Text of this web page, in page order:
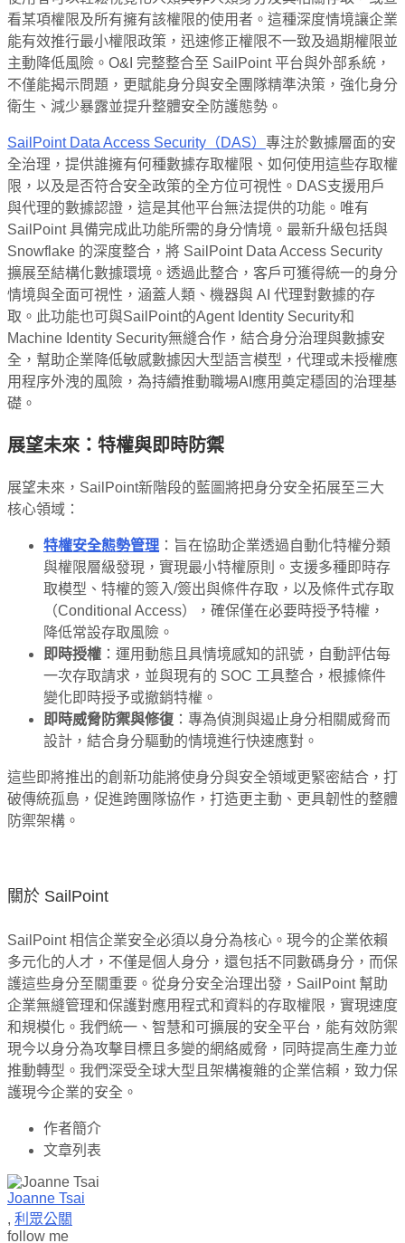
看某項權限及所有擁有該權限的使用者。這種深度情境讓企業
能有效推行最小權限政策，迅速修正權限不一致及過期權限並
主動降低風險。O&I 完整整合至 SailPoint 平台與外部系統，
不僅能揭示問題，更賦能身分與安全團隊精準決策，強化身分
衛生、減少暴露並提升整體安全防護態勢。
SailPoint Data Access Security（DAS） 專注於數據層面的安
全治理，提供誰擁有何種數據存取權限、如何使用這些存取權
限，以及是否符合安全政策的全方位可視性。DAS支援用戶
與代理的數據認證，這是其他平台無法提供的功能。唯有
SailPoint 具備完成此功能所需的身分情境。最新升級包括與
Snowflake 的深度整合，將 SailPoint Data Access Security
擴展至結構化數據環境。透過此整合，客戶可獲得統一的身分
情境與全面可視性，涵蓋人類、機器與 AI 代理對數據的存
取。此功能也可與SailPoint的Agent Identity Security和
Machine Identity Security無縫合作，結合身分治理與數據安
全，幫助企業降低敏感數據因大型語言模型，代理或未授權應
用程序外洩的風險，為持續推動職場AI應用奠定穩固的治理基
礎。
展望未來：特權與即時防禦
展望未來，SailPoint新階段的藍圖將把身分安全拓展至三大
核心領域：
特權安全態勢管理 ：旨在協助企業透過自動化特權分類
與權限層級發現，實現最小特權原則。支援多種即時存
取模型、特權的簽入/簽出與條件存取，以及條件式存取
（Conditional Access），確保僅在必要時授予特權，
降低常設存取風險。
即時授權 ：運用動態且具情境感知的訊號，自動評估每
一次存取請求，並與現有的 SOC 工具整合，根據條件
變化即時授予或撤銷特權。
即時威脅防禦與修復 ：專為偵測與遏止身分相關威脅而
設計，結合身分驅動的情境進行快速應對。
這些即將推出的創新功能將使身分與安全領域更緊密結合，打
破傳統孤島，促進跨團隊協作，打造更主動、更具韌性的整體
防禦架構。
關於 SailPoint
SailPoint 相信企業安全必須以身分為核心。現今的企業依賴
多元化的人才，不僅是個人身分，還包括不同數碼身分，而保
護這些身分至關重要。從身分安全治理出發，SailPoint 幫助
企業無縫管理和保護對應用程式和資料的存取權限，實現速度
和規模化。我們統一、智慧和可擴展的安全平台，能有效防禦
現今以身分為攻擊目標且多變的網絡威脅，同時提高生產力並
推動轉型。我們深受全球大型且架構複雜的企業信賴，致力保
護現今企業的安全。
作者簡介
文章列表
Joanne Tsai
, 利眾公關
follow me